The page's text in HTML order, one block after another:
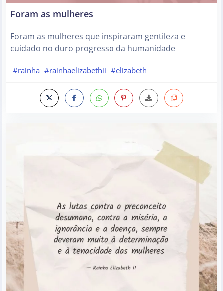
Foram as mulheres
Foram as mulheres que inspiraram gentileza e
cuidado no duro progresso da humanidade
#rainha #rainhaelizabethii #elizabeth